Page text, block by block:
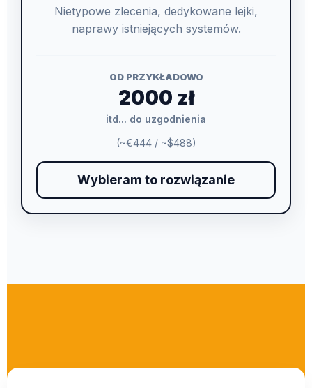
Nietypowe zlecenia, dedykowane lejki,
naprawy istniejących systemów.
OD PRZYKŁADOWO
2000 zł
itd... do uzgodnienia
(~€444 / ~$488)
Wybieram to rozwiązanie